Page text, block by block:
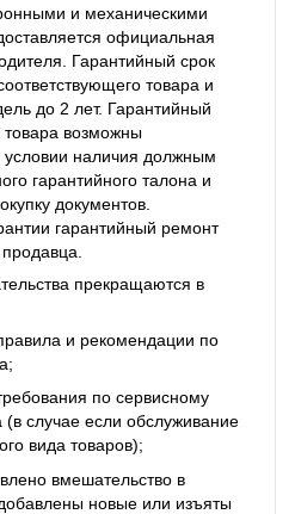
и механическими
официальная
Гарантийный срок
товара и
до 2 лет. Гарантийный
возможны
условии наличия должным
гарантийного талона и
документов.
гарантийный ремонт
прекращаются в
и рекомендации по
по сервисному
случае если обслуживание
вида товаров);
вмешательство в
новые или изъяты